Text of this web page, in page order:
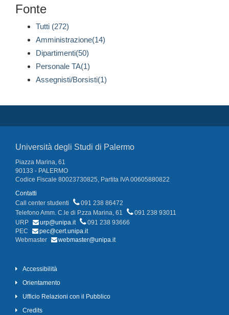
Fonte
Tutti (272)
Amministrazione(14)
Dipartimenti(50)
Personale TA(1)
Assegnisti/Borsisti(1)
Università degli Studi di Palermo
Piazza Marina, 61
90133 - PALERMO
Codice Fiscale 80023730825, Partita IVA 00605880822
Contatti
Call center studenti
091 238 86472
Telefono Amm. C.le di P.zza Marina, 61
091 238 93011
URP
urp@unipa.it
091 238 93666
PEC
pec@cert.unipa.it
Webmaster
webmaster@unipa.it
Accessibilità
Orientamento
Ufficio Relazioni con il Pubblico
Credits